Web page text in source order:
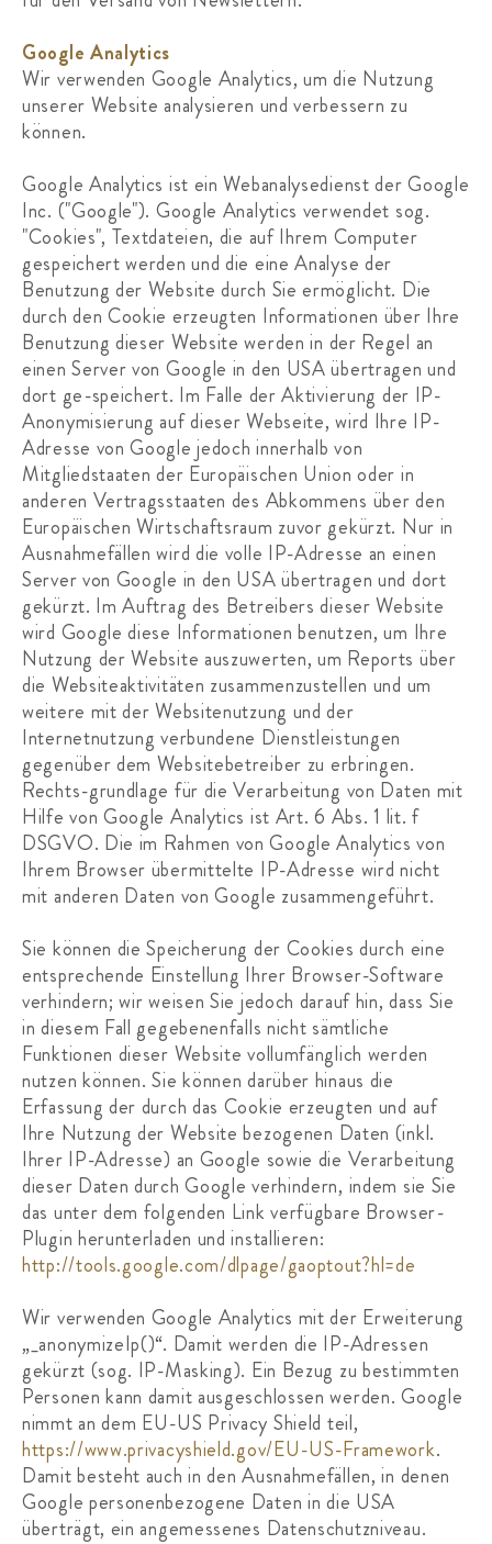
Google Analytics
Wir verwenden Google Analytics, um die Nutzung
unserer Website analysieren und verbessern zu
können.
Google Analytics ist ein Webanalysedienst der Google
Inc. ("Google"). Google Analytics verwendet sog.
"Cookies", Textdateien, die auf Ihrem Computer
gespeichert werden und die eine Analyse der
Benutzung der Website durch Sie ermöglicht. Die
durch den Cookie erzeugten Informationen über Ihre
Benutzung dieser Website werden in der Regel an
einen Server von Google in den USA übertragen und
dort ge-speichert. Im Falle der Aktivierung der IP-
Anonymisierung auf dieser Webseite, wird Ihre IP-
Adresse von Google jedoch innerhalb von
Mitgliedstaaten der Europäischen Union oder in
anderen Vertragsstaaten des Abkommens über den
Europäischen Wirtschaftsraum zuvor gekürzt. Nur in
Ausnahmefällen wird die volle IP-Adresse an einen
Server von Google in den USA übertragen und dort
gekürzt. Im Auftrag des Betreibers dieser Website
wird Google diese Informationen benutzen, um Ihre
Nutzung der Website auszuwerten, um Reports über
die Websiteaktivitäten zusammenzustellen und um
weitere mit der Websitenutzung und der
Internetnutzung verbundene Dienstleistungen
gegenüber dem Websitebetreiber zu erbringen.
Rechts-grundlage für die Verarbeitung von Daten mit
Hilfe von Google Analytics ist Art. 6 Abs. 1 lit. f
DSGVO. Die im Rahmen von Google Analytics von
Ihrem Browser übermittelte IP-Adresse wird nicht
mit anderen Daten von Google zusammengeführt.
Sie können die Speicherung der Cookies durch eine
entsprechende Einstellung Ihrer Browser-Software
verhindern; wir weisen Sie jedoch darauf hin, dass Sie
in diesem Fall gegebenenfalls nicht sämtliche
Funktionen dieser Website vollumfänglich werden
nutzen können. Sie können darüber hinaus die
Erfassung der durch das Cookie erzeugten und auf
Ihre Nutzung der Website bezogenen Daten (inkl.
Ihrer IP-Adresse) an Google sowie die Verarbeitung
dieser Daten durch Google verhindern, indem sie Sie
das unter dem folgenden Link verfügbare Browser-
Plugin herunterladen und installieren:
http://tools.google.com/dlpage/gaoptout?hl=de
Wir verwenden Google Analytics mit der Erweiterung
„_anonymizeIp()“. Damit werden die IP-Adressen
gekürzt (sog. IP-Masking). Ein Bezug zu bestimmten
Personen kann damit ausgeschlossen werden. Google
nimmt an dem EU-US Privacy Shield teil,
https://www.privacyshield.gov/EU-US-Framework.
Damit besteht auch in den Ausnahmefällen, in denen
Google personenbezogene Daten in die USA
überträgt, ein angemessenes Datenschutzniveau.